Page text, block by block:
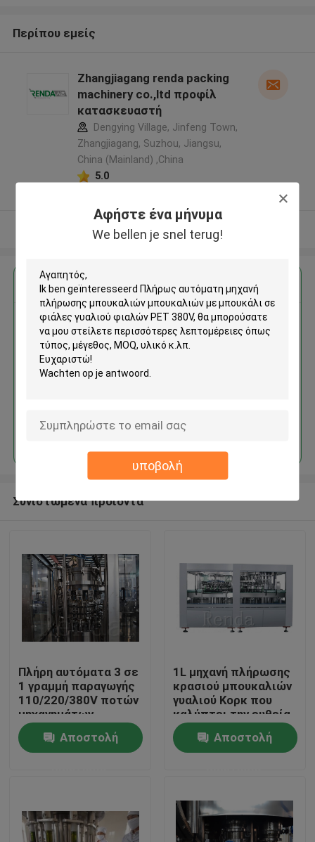
Αφήστε ένα μήνυμα
We bellen je snel terug!
υποβολή
Σπίτι
Περίπου εμείς
Περίπου εμείς
Zhangjiagang renda packing
machinery co.,ltd προφίλ
κατασκευαστή
Dengying Village, Jinfeng Town,
Zhangjiagang, Suzhou, Jiangsu,
China (Mainland) ,China
5.0
Δείτε περισσότερων
Αποκτήστε την καλύτερη τιμή για
Πλήρως αυτόματη μηχανή
πλήρωσης μπουκαλιών
φιάλες γυαλιού φιαλών PET
Να συνεχίσει
Συνιστώμενα προϊόντα
Πλήρη αυτόματα 3 σε
1 γραμμή παραγωγής
110/220/380V ποτών
μηχανημάτων
κάλυψης πλύσης
γεμίζοντας μηχανών
κρασιού
Αποστολή
1L μηχανή πλήρωσης
κρασιού μπουκαλιών
γυαλιού Κορκ που
καλύπτει την ευθεία
μηχανή σκαφών της
γραμμήςΑποστολή